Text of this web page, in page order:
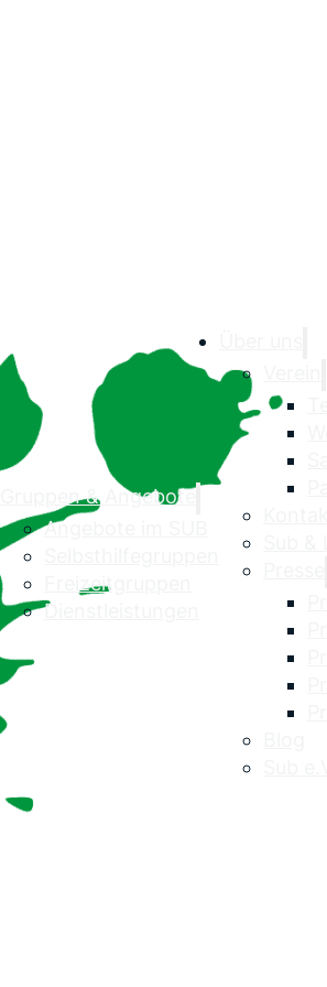
Gruppen & Angebote
Angebote im SUB
Freizeitgruppen
Dienstleistungen